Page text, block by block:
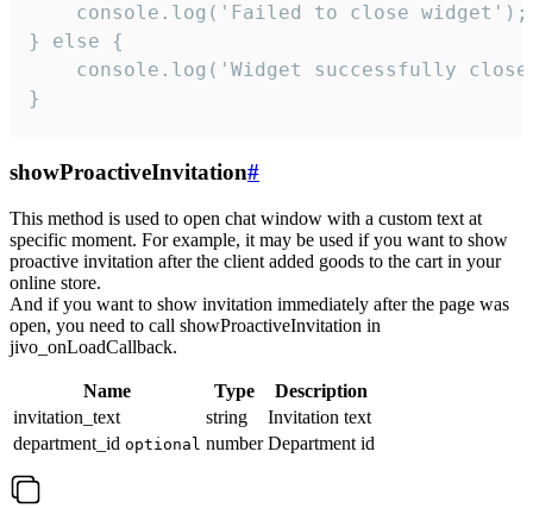
    console.log('Failed to close widget');
} else {
console.log('Widget successfully
}
showProactiveInvitation#
This method is used to open chat window with a custom text at
specific moment. For example, it may be used if you want to show
proactive invitation after the client added goods to the cart in your
online store.
And if you want to show invitation immediately after the page was
open, you need to call showProactiveInvitation in
jivo_onLoadCallback.
Name Type
Description
invitation_text
string
Invitation text
department_id optional number Department id